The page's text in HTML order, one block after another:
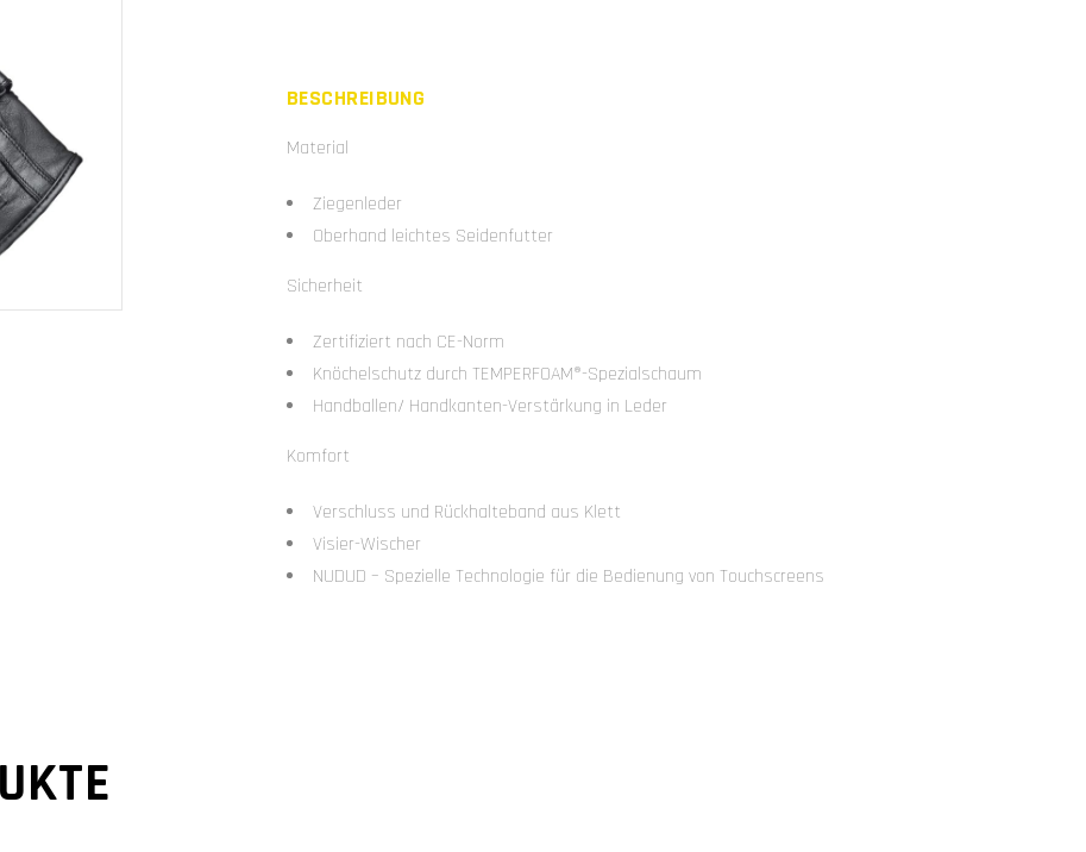
BESCHREIBUNG
Material
Ziegenleder
Oberhand leichtes Seidenfutter
Sicherheit
Zertifiziert nach CE-Norm
Knöchelschutz durch TEMPERFOAM®-Spezialschaum
Handballen/ Handkanten-Verstärkung in Leder
Komfort
Verschluss und Rückhalteband aus Klett
Visier-Wischer
NUDUD – Spezielle Technologie für die Bedienung von Touchscreens